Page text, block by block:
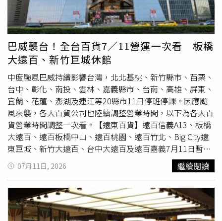
租金調漲所造成，因此此次停止營運與租金因素無關。據了
解，門市平時營運狀況並不差，高雄店店員也透露，台南店
歇業是公司整體決策，至於更進一步原因並未對外說明。業
者則維持低調態度，僅表示未來仍有可能另覓新據點或擇期
重新展店，相關規劃仍待公司後續安排，尚未公布新的營運
時程或地點。
巴威襲台！全台百貨7／11營運一次看 板橋
大遠百、新竹巨城休館
中度颱風巴威持續影響台灣，北北基桃、新竹縣市、苗栗、
台中、彰化、南投、雲林、嘉義縣市、台南、高雄、屏東、
宜蘭、花蓮、澎湖及連江等20縣市11日停班停課。因應颱
風來襲，各大百貨公司也陸續調整營業時間，以下為各大百
貨營業時間調整一次看。【遠東百貨】遠百信義A13、板橋
大遠百、遠百板橋中山、遠百桃園、遠百竹北、Big City遠
東巨城、新竹大遠百、台中大遠百及遠百嘉義7月11日暫停
營業。台南大遠百正常營業，高雄大遠百及遠百花蓮中午12
時起營業，後續將視天候調整。【統一時代百貨／夢時代】
統一時代百貨台北店7月11日暫停營業。夢時代購物中心、
統一時代百貨高雄店7月11日正常營業。【Global Mall】
Global Mall北部6店，包括新北中和、南港車站、板橋車站
07月11日, 2026 繼續閱讀